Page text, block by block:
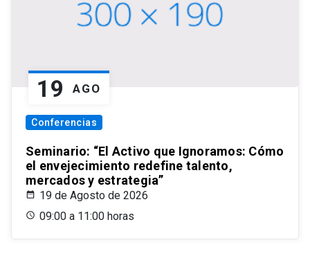
19 AGO
Conferencias
Seminario: “El Activo que Ignoramos: Cómo
el envejecimiento redefine talento,
mercados y estrategia”
19 de Agosto de 2026
09:00 a 11:00 horas